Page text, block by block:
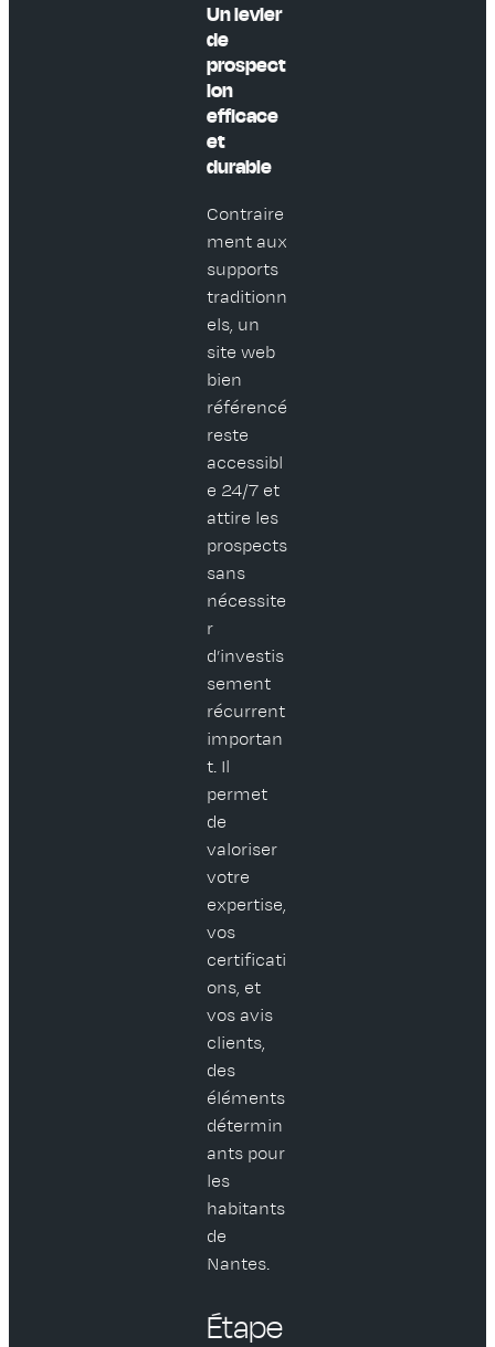
Un levier
de
prospect
ion
efficace
et
durable
Contraire
ment aux
supports
traditionn
els, un
site web
bien
référencé
reste
accessibl
e 24/7 et
attire les
prospects
sans
nécessite
r
d’investis
sement
récurrent
importan
t. Il
permet
de
valoriser
votre
expertise,
vos
certificati
ons, et
vos avis
clients,
des
éléments
détermin
ants pour
les
habitants
de
Nantes.
Étape